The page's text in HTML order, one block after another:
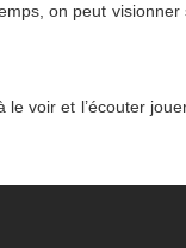
on peut
voir et l’écouter